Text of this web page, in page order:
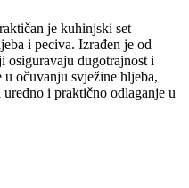
je kuhinjski set
i peciva. Izrađen je od
dugotrajnost i
u očuvanju svježine hljeba,
i praktično odlaganje u